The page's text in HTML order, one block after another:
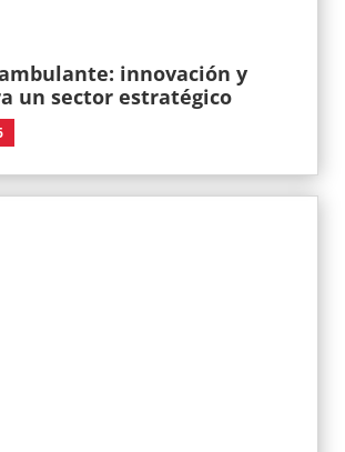
innovación y
un sector estratégico